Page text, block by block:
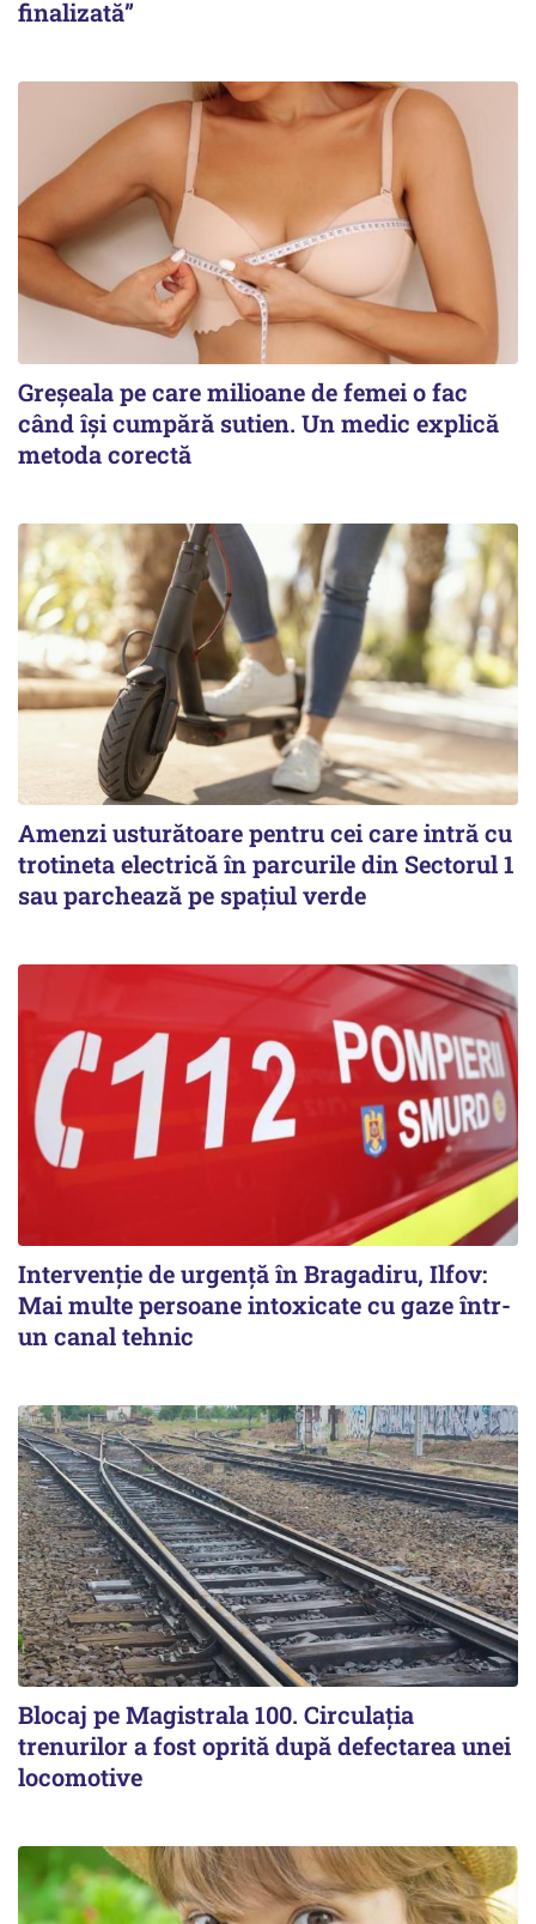
finalizată”
Greșeala pe care milioane de femei o fac
când își cumpără sutien. Un medic explică
metoda corectă
Amenzi usturătoare pentru cei care intră cu
trotineta electrică în parcurile din Sectorul 1
sau parchează pe spațiul verde
Intervenție de urgență în Bragadiru, Ilfov:
Mai multe persoane intoxicate cu gaze într-
un canal tehnic
Blocaj pe Magistrala 100. Circulația
trenurilor a fost oprită după defectarea unei
locomotive